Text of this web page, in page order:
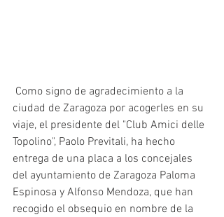
ciudad de Zaragoza por acogerles en su
viaje, el presidente del "Club Amici delle
Topolino", Paolo Previtali, ha hecho
entrega de una placa a los concejales
del ayuntamiento de Zaragoza Paloma
Espinosa y Alfonso Mendoza, que han
recogido el obsequio en nombre de la